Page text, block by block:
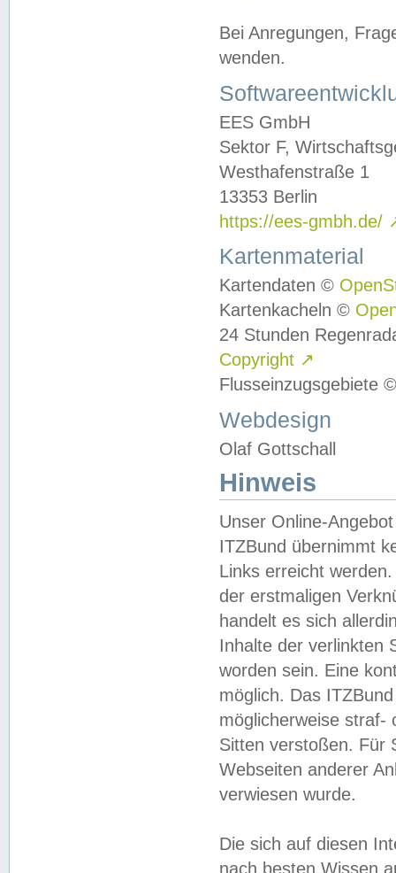
Bei Anregungen,
wenden.
EES GmbH
Sektor F,
Westhafenstraße 1
13353 Berlin
https://ees-gmbh.de/
Kartenmaterial
Kartendaten ©
Kartenkacheln ©
24 Stunden
Copyright ↗
Flusseinzugsgebiete
Webdesign
Olaf Gottschall
Hinweis
Unser Online-
ITZBund übernimmt
Links erreicht
der erstmaligen
handelt es sich
Inhalte der verlinkten
worden sein. Eine
möglich. Das
möglicherweise straf-
Sitten verstoßen. Für
Webseiten anderer
verwiesen wurde.
Die sich auf diesen
nach besten Wissen